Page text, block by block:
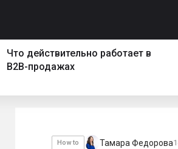
Бесплатный экспресс PR-аудит
Реклама: ООО "ПРЕССФИД", ИНН: 9715219654, ОГРН:
1157746902961, Erid: 2W5zFGDycPz
How to Тамара Федорова